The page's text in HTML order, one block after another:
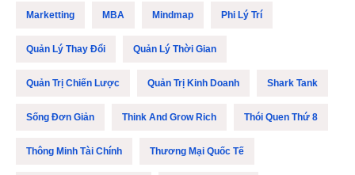
Marketting MBA Mindmap Phi Lý Trí
Quản Lý Thay Đổi Quản Lý Thời Gian
Quản Trị Chiến Lược Quản Trị Kinh Doanh Shark Tank
Sống Đơn Giản Think And Grow Rich Thói Quen Thứ 8
Thông Minh Tài Chính Thương Mại Quốc Tế